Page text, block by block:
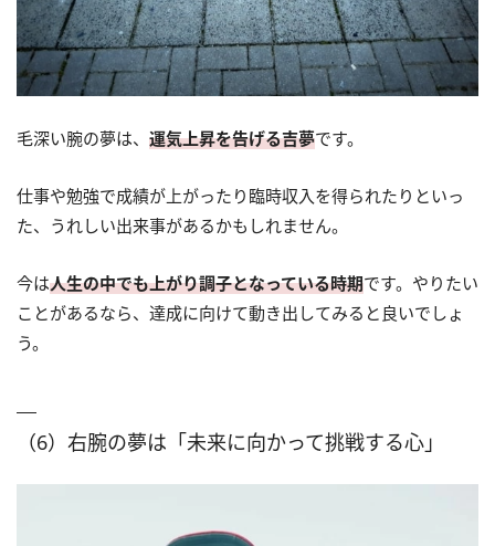
毛深い腕の夢は、 運気上昇を告げる吉夢です。
仕事や勉強で成績が上がったり臨時収入を得られたりといっ
た、うれしい出来事があるかもしれません。
今は人生の中でも上がり調子となっている時期です。やりたい
ことがあるなら、達成に向けて動き出してみると良いでしょ
う。
（6）右腕の夢は「未来に向かって挑戦する心」